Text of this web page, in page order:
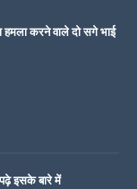
करने वाले दो सगे भाई
पढ़े इसके बारे में